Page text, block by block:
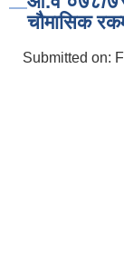
चौमासिक
Submitted on: